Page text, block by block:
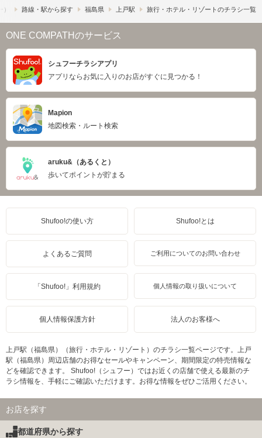
路線・駅から探す 福島県 上戸駅 旅行・ホテル・リゾートのチラシ一覧
ONE COMPATHのサービス
シュフーチラシアプリ
アプリならお気に入りのお店がすぐに見つかる！
Mapion
地図検索・ルート検索
aruku&（あるくと）
歩いてポイントが貯まる
Shufoo!の使い方 Shufoo!とは
よくあるご質問 ご利用についてのお問い合わせ
「Shufoo!」利用規約 個人情報の取り扱いについて
個人情報保護方針 法人のお客様へ
上戸駅（福島県）（旅行・ホテル・リゾート）のチラシ一覧ページです。上戸
駅（福島県）周辺店舗のお得なセールやキャンペーン、期間限定の特売情報な
どを確認できます。 Shufoo!（シュフー）ではお近くの店舗で使える最新のチ
ラシ情報を、手軽にご確認いただけます。お得な情報をぜひご活用ください。
お店を探す
都道府県から探す